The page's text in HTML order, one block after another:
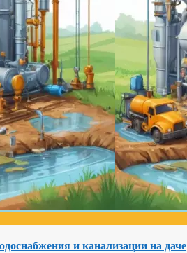
и канализации на даче